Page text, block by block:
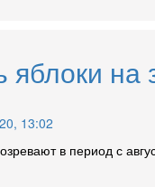
яблоки
13:02
в период с